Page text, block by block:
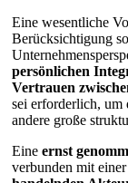
Eine wesentliche
Berücksichtigung
persönlichen
Vertrauen
sei erforderlich, um
andere große
Eine ernst
verbunden mit einer